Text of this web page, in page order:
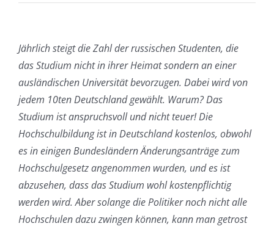
Jährlich steigt die Zahl der russischen Studenten, die
das Studium nicht in ihrer Heimat sondern an einer
ausländischen Universität bevorzugen. Dabei wird von
jedem 10ten Deutschland gewählt. Warum? Das
Studium ist anspruchsvoll und nicht teuer! Die
Hochschulbildung ist in Deutschland kostenlos, obwohl
es in einigen Bundesländern Änderungsanträge zum
Hochschulgesetz angenommen wurden, und es ist
abzusehen, dass das Studium wohl kostenpflichtig
werden wird. Aber solange die Politiker noch nicht alle
Hochschulen dazu zwingen können, kann man getrost